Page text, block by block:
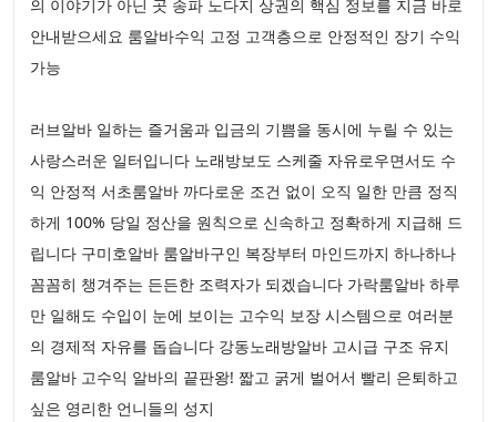
의 이야기가 아닌 곳 송파 노다지 상권의 핵심 정보를 지금 바로
안내받으세요 룸알바수익 고정 고객층으로 안정적인 장기 수익
가능
러브알바 일하는 즐거움과 입금의 기쁨을 동시에 누릴 수 있는
사랑스러운 일터입니다 노래방보도 스케줄 자유로우면서도 수
익 안정적 서초룸알바 까다로운 조건 없이 오직 일한 만큼 정직
하게 100% 당일 정산을 원칙으로 신속하고 정확하게 지급해 드
립니다 구미호알바 룸알바구인 복장부터 마인드까지 하나하나
꼼꼼히 챙겨주는 든든한 조력자가 되겠습니다 가락룸알바 하루
만 일해도 수입이 눈에 보이는 고수익 보장 시스템으로 여러분
의 경제적 자유를 돕습니다 강동노래방알바 고시급 구조 유지
룸알바 고수익 알바의 끝판왕! 짧고 굵게 벌어서 빨리 은퇴하고
싶은 영리한 언니들의 성지